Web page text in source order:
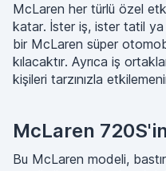
McLaren her türlü özel
katar. İster iş, ister tatil
bir McLaren süper
kılacaktır. Ayrıca iş
kişileri tarzınızla
McLaren
Bu McLaren modeli,